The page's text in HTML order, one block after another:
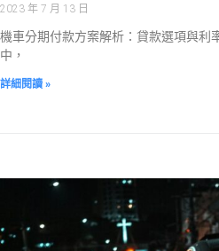
2023 年 7 月 13 日
機車分期付款方案解析：貸款選項與利
中，
詳細閱讀 »